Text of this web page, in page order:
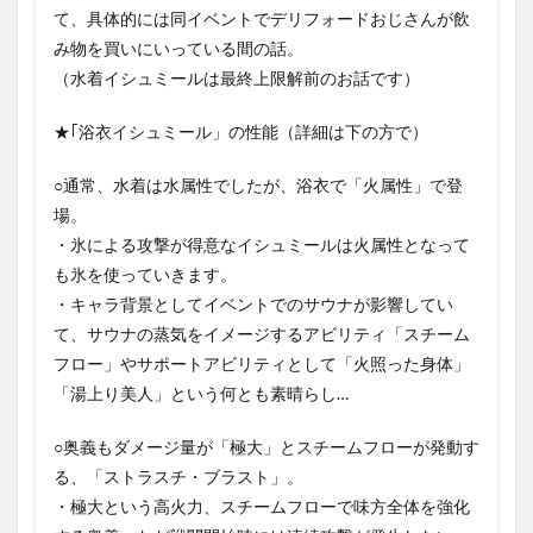
て、具体的には同イベントでデリフォードおじさんが飲
み物を買いにいっている間の話。
（水着イシュミールは最終上限解前のお話です）
★｢浴衣イシュミール」の性能（詳細は下の方で）
○通常、水着は水属性でしたが、浴衣で「火属性」で登
場。
・氷による攻撃が得意なイシュミールは火属性となって
も氷を使っていきます。
・キャラ背景としてイベントでのサウナが影響してい
て、サウナの蒸気をイメージするアビリティ「スチーム
フロー」やサポートアビリティとして「火照った身体」
「湯上り美人」という何とも素晴らし…
○奥義もダメージ量が「極大」とスチームフローが発動す
る、「ストラスチ・ブラスト」。
・極大という高火力、スチームフローで味方全体を強化